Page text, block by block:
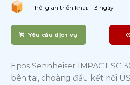
Thời gian triển khai: 1-3 ngày
Yêu cầu dịch vụ
Epos Sennheiser IMPACT SC
bên tai, choàng đầu kết nối